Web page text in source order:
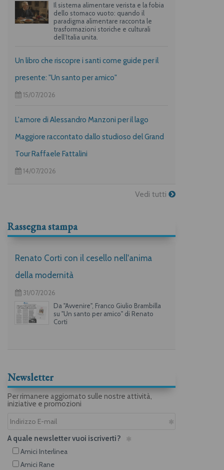
Il sistema alimentare verista e la fobia
dello stomaco vuoto: quando il
paradigma alimentare racconta le
trasformazioni storiche e culturali
dell’Italia unita.
Un libro che riscopre i santi come guide per il
presente: "Un santo per amico"
15/07/2026
L'amore di Alessandro Manzoni per il lago
Maggiore raccontato dallo studioso del Grand
Tour Raffaele Fattalini
14/07/2026
Vedi tutti
Rassegna stampa
Renato Corti con il cesello nell'anima
della modernità
31/07/2026
Da "Avvenire", Franco Giulio Brambilla
su "Un santo per amico" di Renato
Corti
Newsletter
Per rimanere aggiornato sulle nostre attività,
iniziative e promozioni
A quale newsletter vuoi iscriverti?
Amici Interlinea
Amici Rane